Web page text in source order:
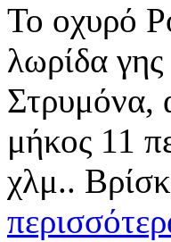
Το οχυρό
λωρίδα
Στρυμόνα,
μήκος 11
χλμ..